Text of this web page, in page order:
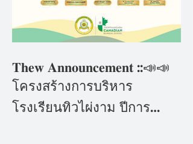
𝐓𝐡𝐞𝐰 𝐀𝐧𝐧𝐨𝐮𝐧𝐜𝐞𝐦𝐞𝐧𝐭 ::📣📣
โครงสร้างการบริหาร
โรงเรียนทิวไผ่งาม ปีการ